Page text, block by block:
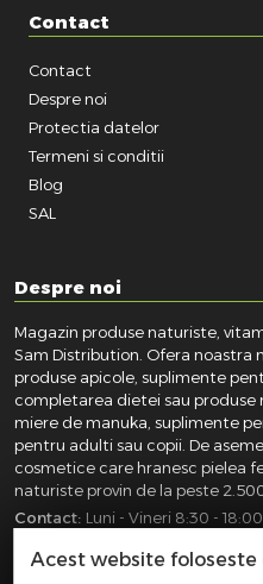
Contact
Contact
Despre noi
Protectia datelor
Termeni si conditii
Blog
SAL
Despre noi
Magazin produse naturiste,
Sam Distribution. Ofera noastra
produse apicole, suplimente
completarea dietei sau produse
miere de manuka, suplimente
pentru adulti sau copii. De
cosmetice care hranesc pielea
naturiste provin de la peste
Contact: Luni - Vineri 8:30 - 18:00
Acest website foloseste